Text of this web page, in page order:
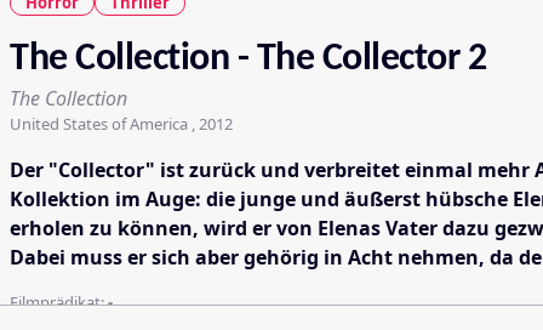
The Collection - The Collector 2
The Collection
United States of America , 2012
Der "Collector" ist zurück und verbreitet einmal mehr
Kollektion im Auge: die junge und äußerst hübsche
erholen zu können, wird er von Elenas Vater dazu
Dabei muss er sich aber gehörig in Acht nehmen, da
Filmprädikat:-